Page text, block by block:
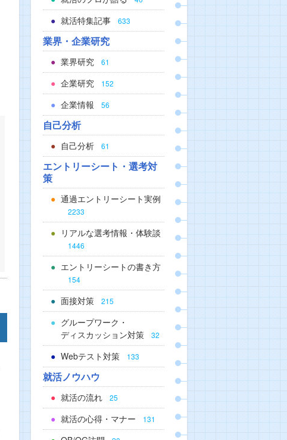
就活特集記事 633
業界・企業研究
業界研究 61
企業研究 152
企業情報 56
自己分析
自己分析 61
エントリーシート・選考対
策
通過エントリーシート実例
2233
リアルな選考情報・体験談
1446
エントリーシートの書き方
154
面接対策 215
グループワーク・
ディスカッション対策
32
Webテスト対策 133
就活ノウハウ
就活の流れ 25
就活の心得・マナー 131